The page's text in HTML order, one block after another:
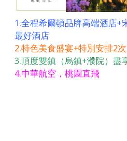
【來去
沖繩】
沖繩機
【來去
沖繩】
沖繩機
【沖繩
輕旅】
沖繩機
《不走
人蔘
+保肝
店》
【真航
空、台
晚）
《不走
保肝》
【德威
航空、
航空、
高雄飛
【遊遍
中國自
由行】
重慶張
家界～
鳳凰古
#台中
直飛成
見中國
自由
行】童
#台中
直飛成
遍中國
自由
行】成
台中直
飛】
紅下午
茶五天
入住當
地四星
酒店）
球影城
（舊金
洛杉磯
出）
1.全程希爾頓品牌高端酒店+
最好酒店
2.特色美食盛宴+特別安排2
3.頂度雙鎮（烏鎮+濮院）盡
4.中華航空，桃園直飛